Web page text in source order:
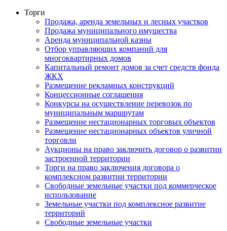
Торги
Продажа, аренда земельных и лесных участков
Продажа муниципального имущества
Аренда муниципальной казны
Отбор управляющих компаний для
многоквартирных домов
Капитальный ремонт домов за счет средств фонда
ЖКХ
Размещение рекламных конструкций
Концессионные соглашения
Конкурсы на осуществление перевозок по
муниципальным маршрутам
Размещение нестационарных торговых объектов
Размещение нестационарных объектов уличной
торговли
Аукционы на право заключить договор о развитии
застроенной территории
Торги на право заключения договора о
комплексном развитии территории
Свободные земельные участки под коммерческое
использование
Земельные участки под комплексное развитие
территорий
Свободные земельные участки